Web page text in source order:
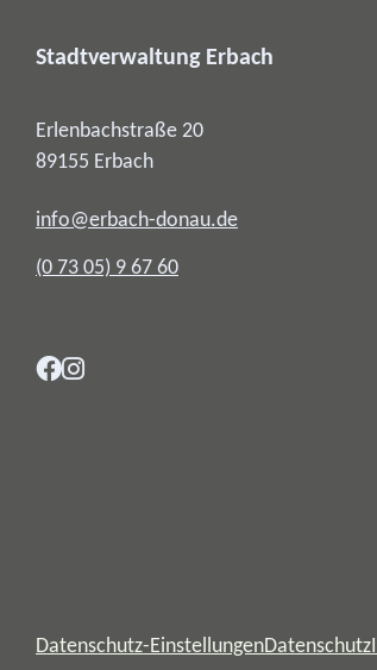
Stadtverwaltung Erbach
Erlenbachstraße 20
89155 Erbach
info@erbach-donau.de
(0 73 05) 9 67 60
Datenschutz-EinstellungenDatenschutz